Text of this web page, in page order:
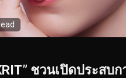
ชวนเปิดประสบ